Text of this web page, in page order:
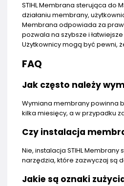
STIHL Membrana sterująca do
działaniu membrany,
Membrana odpowiada za
pozwala na szybsze i
Użytkownicy mogą być pewni,
FAQ
Jak często należy
Wymiana membrany powinna
kilka miesięcy, a w przypadku
Czy instalacja
Nie, instalacja STIHL
narzędzia, które zazwyczaj są
Jakie są oznaki